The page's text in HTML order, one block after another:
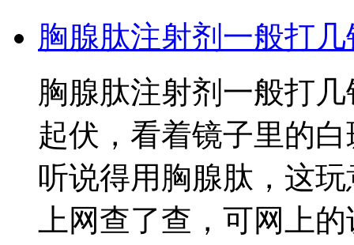
胸腺肽注射剂一般打几
胸腺肽注射剂一般打
起伏，看着镜子里的
听说得用胸腺肽，这
上网查了查，可网上